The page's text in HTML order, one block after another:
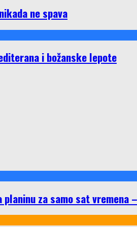
ne spava
i božanske lepote
planinu za samo sat vremena